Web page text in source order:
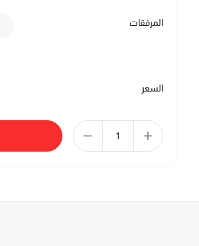
المرفقات
السعر